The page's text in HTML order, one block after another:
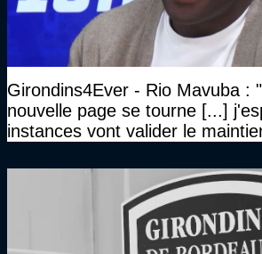
Girondins4Ever - Rio Mavuba :
nouvelle page se tourne [...]
instances vont valider le
haut niveau"